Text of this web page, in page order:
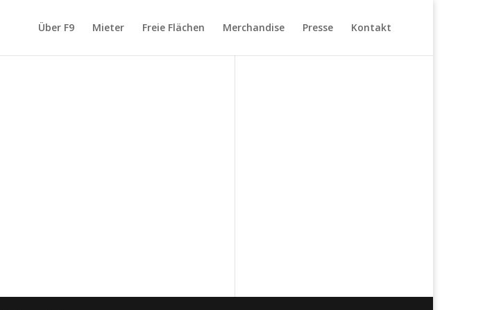
Über F9 Mieter Freie Flächen Merchandise Presse Kontakt